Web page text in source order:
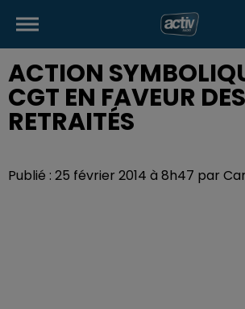
ACTION
CGT EN FAVEUR DES
RETRAITÉS
Publié : 25 février 2014 à 8h47 par